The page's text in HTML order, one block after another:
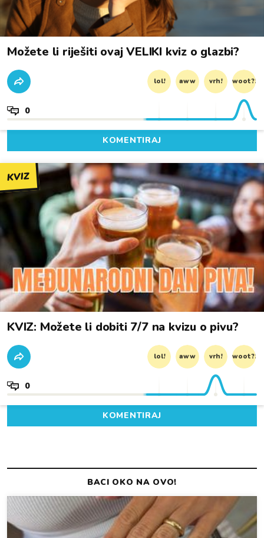
Možete li riješiti ovaj VELIKI kviz o glazbi?
lol! aww vrh! woot?!
0
KOMENTIRAJ
KVIZ
KVIZ: Možete li dobiti 7/7 na kvizu o pivu?
lol! aww vrh! woot?!
0
KOMENTIRAJ